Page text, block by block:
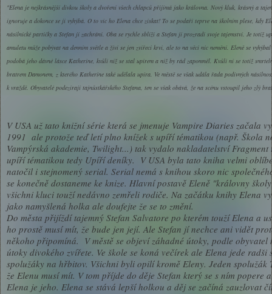
"Elena je nejkrásnější dívkou školy a dvoření všech chlapců přijímá jako královna. Nový kluk, krásný a
ignoruje a dokonce se jí vyhýbá. O to víc ho Elena chce získat! To se podaří teprve na školním plese, kdy
násilnické partičky a Stefan ji zachrání. Oba se rychle sblíží a Stefan jí prozradí svoje tajemství. Je totiž
amuletu může pobývat na denním světle a živí se jen zvířecí krví, ale to na věci nic nemění. Eleně se
podobá jeho dávné lásce Katherine, kvůli níž se stal upírem a niž by rád zapomněl. Kvůli ní se totiž
bratrem Damonem, z kterého Katherine také udělala upíra. Ve městě se však udála řada podivných
k vraždě. Obyvatelé podezírají tajnůstkářského Stefana, ten se však obává, že na scénu vstoupil jeho zlý
V USA už tato knižní série která se jmenuje Vampire Diaries začala
1991 ale protože teď letí plno knížek s upíří tématikou (např. Škola
Vampýrská akademie, Twilight...) tak vydalo nakladatelství Fragment
upíří tématikou tedy Upíří deníky. V USA byla tato kniha velmi
natočil i stejnomený serial. Serial nemá s knihou skoro nic
se konečně dostaneme ke knize. Hlavní postavě Eleně "královny
všichni kluci touží nedávno zemřeli rodiče. Na začátku knihy Elena
jako namyšlená holka ale doufejte že se to změní.
Do města přijíždí tajemný Stefan Salvatore po kterém touží Elena a
ho prostě musí mít, že bude jen její. Ale Stefan jí nechce ani vidět
někoho připomíná. V městě se objeví záhadné útoky, podle obyvatel
útoky divokého zvířete. Ve škole se koná večírek ale Elena jede radši
spolužáky na hřbitov. Všichni byli opilí kromě Eleny. Jeden spolužák
že Elenu musí mít. V tom příjde do děje Stefan který se s ním popere
Elena je jeho. Elena se stává lepší holkou a děj se začíná zauzlovat